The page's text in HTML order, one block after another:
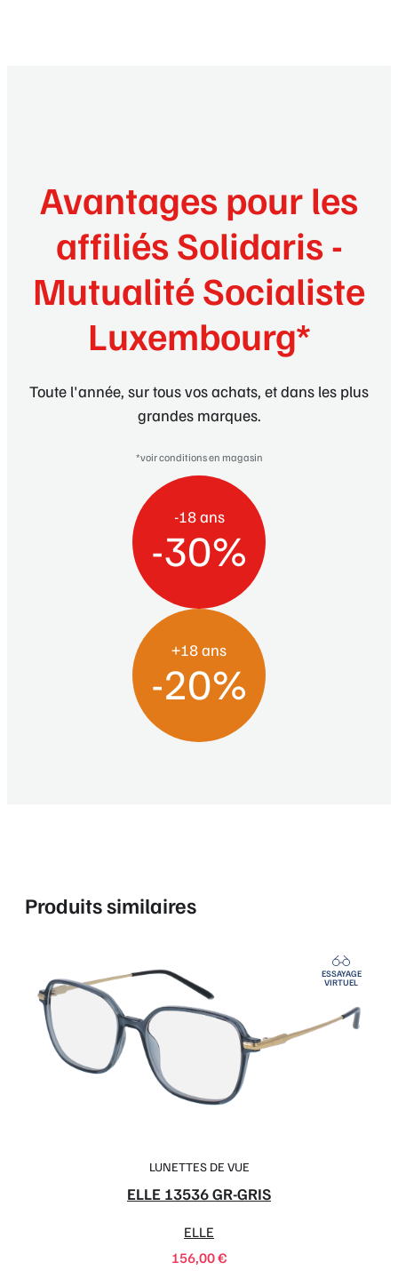
Avantages pour les
affiliés Solidaris -
Mutualité Socialiste
Luxembourg*
Toute l'année, sur tous vos achats, et dans les plus
grandes marques.
*voir conditions en magasin
-18 ans
-30%
+18 ans
-20%
Produits similaires
LUNETTES DE VUE
ELLE 13536 GR-GRIS
ELLE
156,00€
ESSAYAGE
VIRTUEL